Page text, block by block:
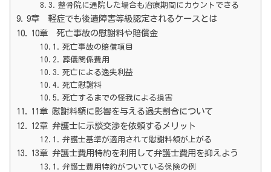
整骨院に通院した場合も治療期間にカウントできる
9章 軽症でも後遺障害等級認定されるケースとは
10章 死亡事故の慰謝料や賠償金
死亡事故の賠償項目
葬儀関係費用
死亡による逸失利益
死亡慰謝料
死亡するまでの怪我による損害
11章 慰謝料額に影響を与える過失割合について
12章 弁護士に示談交渉を依頼するメリット
弁護士基準が適用されて慰謝料額が上がる
13章 弁護士費用特約を利用して弁護士費用を抑えよう
弁護士費用特約がついている保険の例